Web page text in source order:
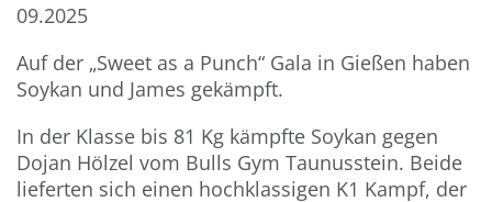
09.2025
Auf der „Sweet as a Punch“ Gala in Gießen haben
Soykan und James gekämpft.
In der Klasse bis 81 Kg kämpfte Soykan gegen
Dojan Hölzel vom Bulls Gym Taunusstein. Beide
lieferten sich einen hochklassigen K1 Kampf, der